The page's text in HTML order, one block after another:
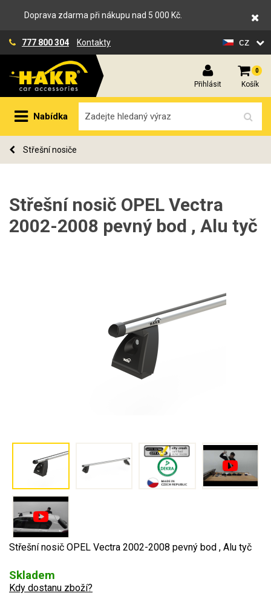
Doprava zdarma při nákupu nad 5 000 Kč.
777 800 304 Kontakty cz
Přihlásit
0
Košík
Nabídka
Střešní nosiče
Střešní nosič OPEL Vectra
2002-2008 pevný bod , Alu tyč
Střešní nosič OPEL Vectra 2002-2008 pevný bod , Alu tyč
Skladem
Kdy dostanu zboží?